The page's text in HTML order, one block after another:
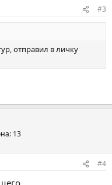
#3
отправил в личку
13
#4